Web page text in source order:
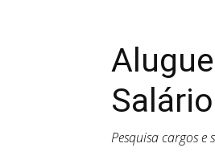
Pesquisa cargos e